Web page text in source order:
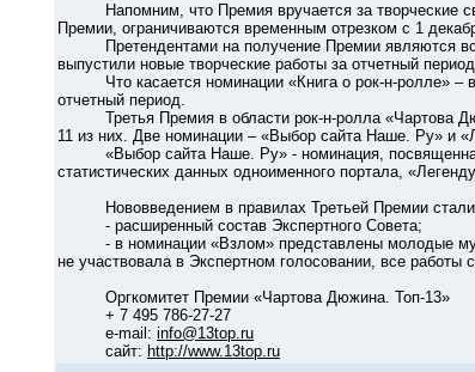
Напомним, что Премия вручается за творческие
Премии, ограничиваются временным отрезком с 1
Претендентами на получение Премии являются все
выпустили новые творческие работы за отчетный
Что касается номинации «Книга о рок-н-ролле» – в
отчетный период.
Третья Премия в области рок-н-ролла «Чартова
11 из них. Две номинации – «Выбор сайта Наше. Ру» и
«Выбор сайта Наше. Ру» - номинация, посвященная
статистических данных одноименного портала,
Нововведением в правилах Третьей Премии
- расширенный состав Экспертного Совета;
- в номинации «Взлом» представлены молодые
не участвовала в Экспертном голосовании, все
Оргкомитет Премии «Чартова Дюжина. Топ-13»
+ 7 495 786-27-27
e-mail: info@13top.ru
сайт: http://www.13top.ru